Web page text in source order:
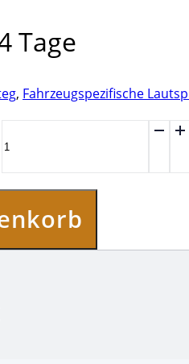
Tage
, Fahrzeugspezifische